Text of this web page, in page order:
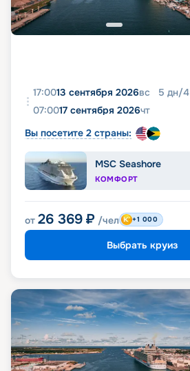
17:0013 сентября 2026вс 5 дн/4
07:0017 сентября 2026чт
Вы посетите 2 страны:
MSC Seashore
КОМФОРТ
от 26 369 ₽ /чел +1 000
Выбрать круиз